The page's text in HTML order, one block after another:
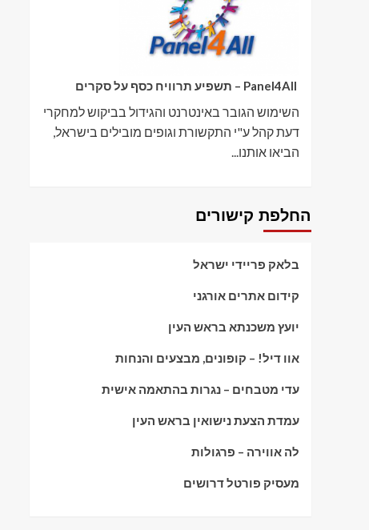
השימוש הגובר באינטרנט והגידול בביקוש למחקרי
דעת קהל ע"י התקשורת וגופים מובילים בישראל,
הביאו אותנו...
החלפת קישורים
בלאק פריידי ישראל
קידום אתרים אורגני
יועץ משכנתא בראש העין
אוו דיל! – קופונים, מבצעים והנחות
עדי מטבחים – נגרות בהתאמה אישית
עמדת הצעת נישואין בראש העין
לה אווירה – פרגולות
מעסיק פורטל דרושים